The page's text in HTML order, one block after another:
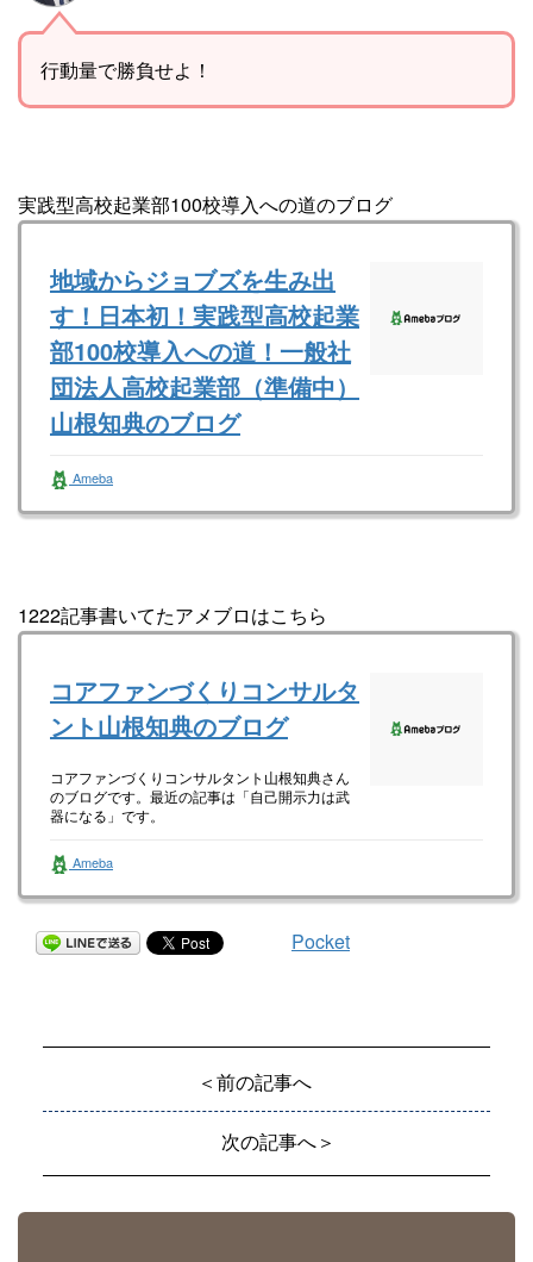
行動量で勝負せよ！
実践型高校起業部100校導入への道のブログ
地域からジョブズを生み出
す！日本初！実践型高校起業
部100校導入への道！一般社
団法人高校起業部（準備中）
山根知典のブログ
一般社団法人全国高校起業部（準備中） 山根
知典さんのブログです。最近の記事は「ゴール
は常に確認せよ！（画像あり）」です。
Ameba
1222記事書いてたアメブロはこちら
コアファンづくりコンサルタ
ント山根知典のブログ
コアファンづくりコンサルタント山根知典さん
のブログです。最近の記事は「自己開示力は武
器になる」です。
Ameba
Pocket
＜前の記事へ
次の記事へ＞